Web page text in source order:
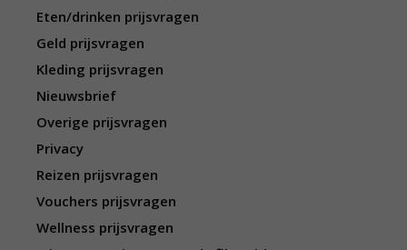
Eten/drinken prijsvragen
Geld prijsvragen
Kleding prijsvragen
Nieuwsbrief
Overige prijsvragen
Privacy
Reizen prijsvragen
Vouchers prijsvragen
Wellness prijsvragen